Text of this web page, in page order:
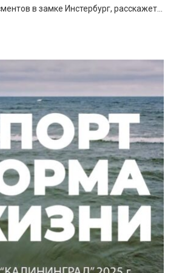
в замке Инстербург, расскажет...